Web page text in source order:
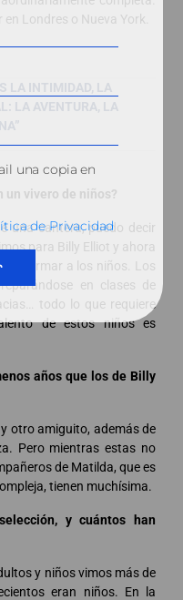
Londres o Nueva York.
LA INTIMIDAD, LA
LA AVENTURA, LA
un vivero de niños?
una cantera, puedo decir
para Billy Elliot y ahora
formar a los niños. Los
en clases de
todo lo que requiere
de estos niños es
años que los de Billy
otro amiguito, además de
Pero mientras estas no
de Matilda, que es
tienen muchísima.
y cuántos han
y niños vimos más de
eran niños. En la
una copia en
de Privacidad